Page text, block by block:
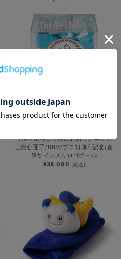
【10月末頃より順次お届け】#47:片
山皓心選手/BBM/プロ初勝利記念/直
筆サイン入りロゴボール
¥38,000 (税込)